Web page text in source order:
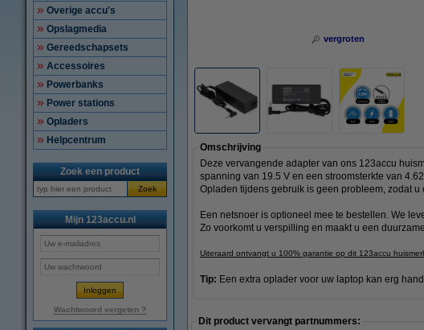
Overige accu's
Opslagmedia
Gereedschapsets
Accessoires
Powerbanks
Power stations
Opladers
Helpcentrum
Zoek een product
Zoek
Mijn 123accu.nl
Wachtwoord vergeten ?
vergroten
Omschrijving
Deze vervangende adapter van ons 123accu
spanning van 19.5 V en een stroomsterkte van
Opladen tijdens gebruik is geen probleem, zodat
Een netsnoer is optioneel mee te bestellen. We
Zo voorkomt u verspilling en maakt u een
Uiteraard ontvangt u 100% garantie op dit 123accu
Tip: Een extra oplader voor uw laptop kan erg
Dit product vervangt partnummers: